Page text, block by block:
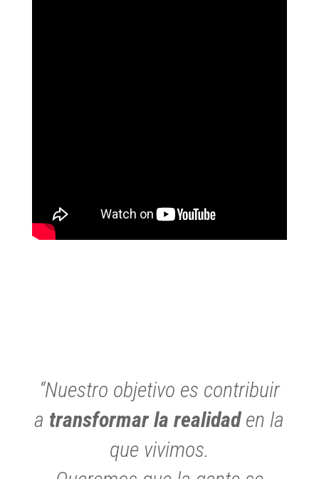
“Nuestro objetivo es contribuir
a transformar la realidaden la
que vivimos.